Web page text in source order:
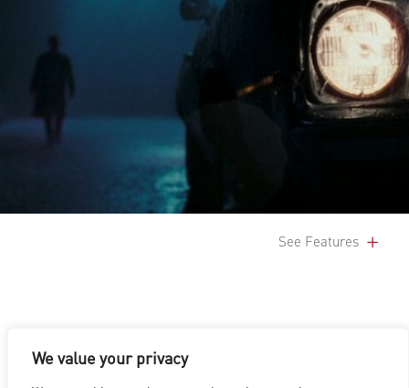
We value your privacy
See Features